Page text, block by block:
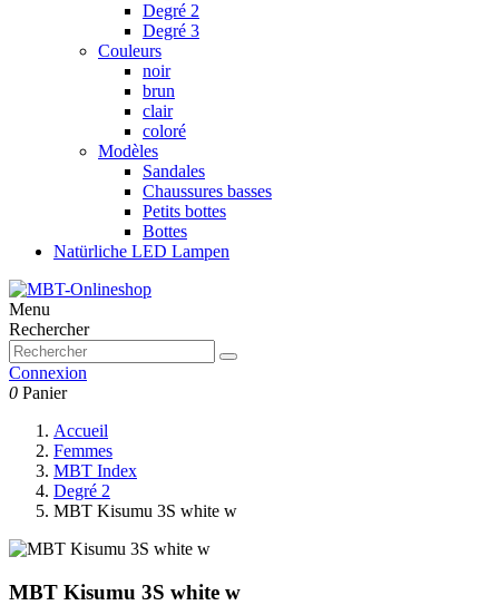
Degré 2
Degré 3
Couleurs
noir
brun
clair
coloré
Modèles
Sandales
Chaussures basses
Petits bottes
Bottes
Natürliche LED Lampen
Menu
Rechercher
Connexion
0 Panier
Accueil
Femmes
MBT Index
Degré 2
MBT Kisumu 3S white w
MBT Kisumu 3S white w